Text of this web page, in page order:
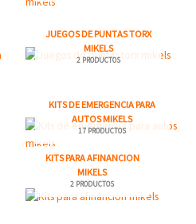
JUEGOS DE PUNTAS TORX
MIKELS
2 PRODUCTOS
KITS DE EMERGENCIA PARA
AUTOS MIKELS
17 PRODUCTOS
KITS PARA AFINANCION
MIKELS
2 PRODUCTOS